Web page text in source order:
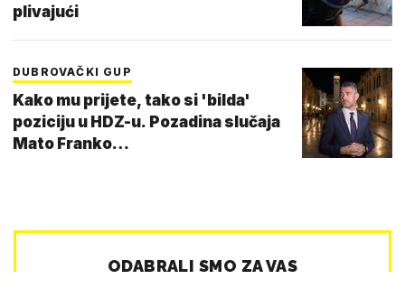
plivajući
DUBROVAČKI GUP
Kako mu prijete, tako si 'bilda'
poziciju u HDZ-u. Pozadina slučaja
Mato Franko…